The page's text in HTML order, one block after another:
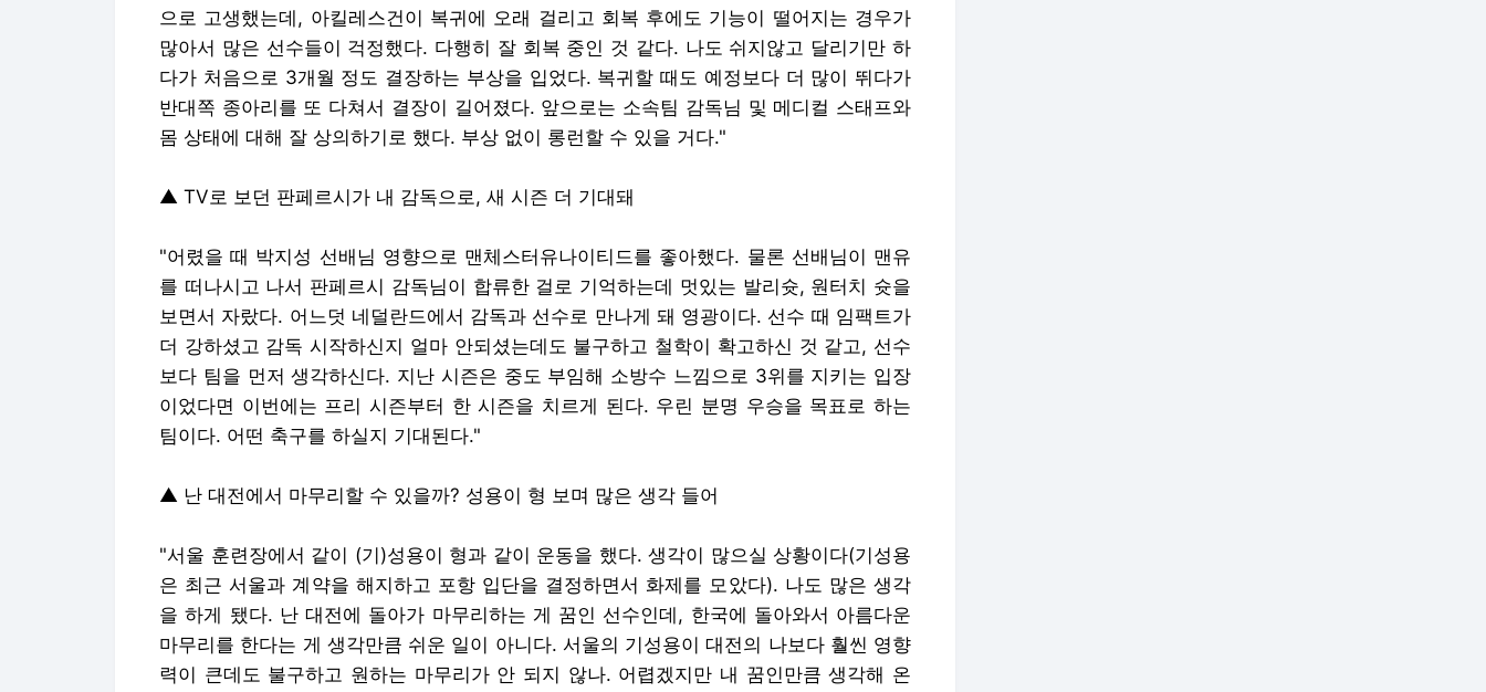
으로 고생했는데, 아킬레스건이 복귀에 오래 걸리고 회복 후에도 기능이 떨어지는 경우가
많아서 많은 선수들이 걱정했다. 다행히 잘 회복 중인 것 같다. 나도 쉬지않고 달리기만 하
다가 처음으로 3개월 정도 결장하는 부상을 입었다. 복귀할 때도 예정보다 더 많이 뛰다가
반대쪽 종아리를 또 다쳐서 결장이 길어졌다. 앞으로는 소속팀 감독님 및 메디컬 스태프와
몸 상태에 대해 잘 상의하기로 했다. 부상 없이 롱런할 수 있을 거다."
▲ TV로 보던 판페르시가 내 감독으로, 새 시즌 더 기대돼
"어렸을 때 박지성 선배님 영향으로 맨체스터유나이티드를 좋아했다. 물론 선배님이 맨유
를 떠나시고 나서 판페르시 감독님이 합류한 걸로 기억하는데 멋있는 발리슛, 원터치 슛을
보면서 자랐다. 어느덧 네덜란드에서 감독과 선수로 만나게 돼 영광이다. 선수 때 임팩트가
더 강하셨고 감독 시작하신지 얼마 안되셨는데도 불구하고 철학이 확고하신 것 같고, 선수
보다 팀을 먼저 생각하신다. 지난 시즌은 중도 부임해 소방수 느낌으로 3위를 지키는 입장
이었다면 이번에는 프리 시즌부터 한 시즌을 치르게 된다. 우린 분명 우승을 목표로 하는
팀이다. 어떤 축구를 하실지 기대된다."
▲ 난 대전에서 마무리할 수 있을까? 성용이 형 보며 많은 생각 들어
"서울 훈련장에서 같이 (기)성용이 형과 같이 운동을 했다. 생각이 많으실 상황이다(기성용
은 최근 서울과 계약을 해지하고 포항 입단을 결정하면서 화제를 모았다). 나도 많은 생각
을 하게 됐다. 난 대전에 돌아가 마무리하는 게 꿈인 선수인데, 한국에 돌아와서 아름다운
마무리를 한다는 게 생각만큼 쉬운 일이 아니다. 서울의 기성용이 대전의 나보다 훨씬 영향
력이 큰데도 불구하고 원하는 마무리가 안 되지 않나. 어렵겠지만 내 꿈인만큼 생각해 온